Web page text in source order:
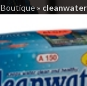
Boutique»